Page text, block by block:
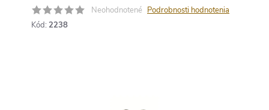
Neohodnotené Podrobnosti hodnotenia
Kód: 2238